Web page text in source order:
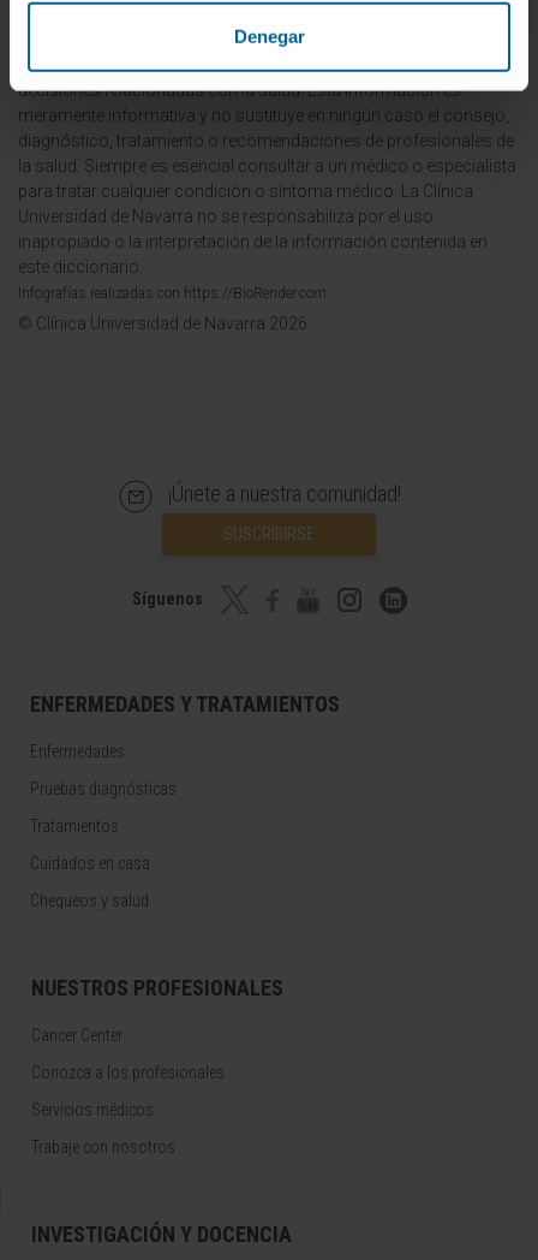
Denegar
ofrecer un contexto y entendimiento general sobre términos
médicos y no debe ser utilizada como fuente única para tomar
decisiones relacionadas con la salud. Esta información es
meramente informativa y no sustituye en ningún caso el consejo,
diagnóstico, tratamiento o recomendaciones de profesionales de
la salud. Siempre es esencial consultar a un médico o especialista
para tratar cualquier condición o síntoma médico. La Clínica
Universidad de Navarra no se responsabiliza por el uso
inapropiado o la interpretación de la información contenida en
este diccionario.
Infografías realizadas con https://BioRender.com
© Clínica Universidad de Navarra 2026
¡Únete a nuestra comunidad!
SUSCRIBIRSE
Síguenos
ENFERMEDADES Y TRATAMIENTOS
Enfermedades
Pruebas diagnósticas
Tratamientos
Cuidados en casa
Chequeos y salud
NUESTROS PROFESIONALES
Cancer Center
Conozca a los profesionales
Servicios médicos
Trabaje con nosotros
INVESTIGACIÓN Y DOCENCIA